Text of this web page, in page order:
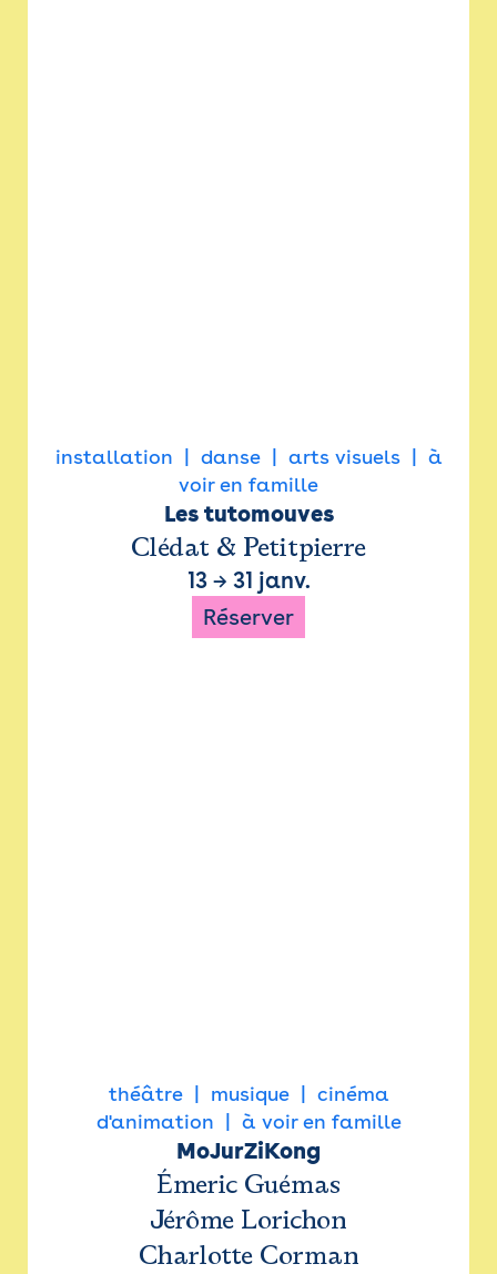
installation danse arts visuels
à
voir en famille
Les tutomouves
Clédat & Petitpierre
13→ 31 janv.
Réserver
théâtre musique
cinéma
d'animation
à voir en famille
MoJurZiKong
Émeric Guémas
Jérôme Lorichon
Charlotte Corman